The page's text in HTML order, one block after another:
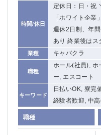
時間/休日
定休日：日・祝
「ホワイト企業
週休2日制、年
あり 終業後はス
業種 キャバクラ
職種
ホール(社員), ホ
ー, エスコート
キーワード
日払いOK, 寮完
経験者歓迎, 中
職種